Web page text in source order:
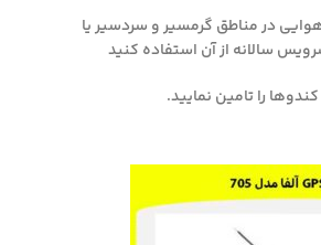
در مناطق گرمسیر و سردسیر یا
سالانه از آن استفاده کنید
را تامین نمایید.